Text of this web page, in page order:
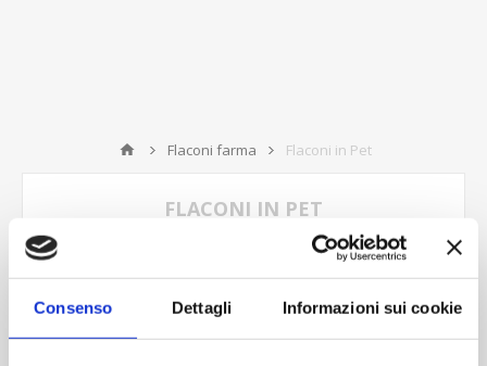
Consenso Dettagli Informazioni sui cookie
Flaconi farma Flaconi in Pet
FLACONI IN PET
Ordina per